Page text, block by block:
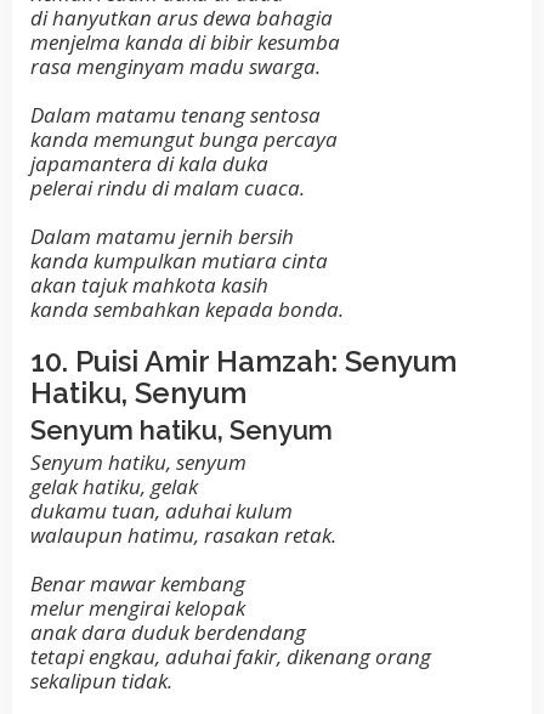
di hanyutkan arus dewa bahagia
menjelma kanda di bibir kesumba
rasa menginyam madu swarga.
Dalam matamu tenang sentosa
kanda memungut bunga percaya
japamantera di kala duka
pelerai rindu di malam cuaca.
Dalam matamu jernih bersih
kanda kumpulkan mutiara cinta
akan tajuk mahkota kasih
kanda sembahkan kepada bonda.
10. Puisi Amir Hamzah: Senyum
Hatiku, Senyum
Senyum hatiku, Senyum
Senyum hatiku, senyum
gelak hatiku, gelak
dukamu tuan, aduhai kulum
walaupun hatimu, rasakan retak.
Benar mawar kembang
melur mengirai kelopak
anak dara duduk berdendang
tetapi engkau, aduhai fakir, dikenang orang
sekalipun tidak.